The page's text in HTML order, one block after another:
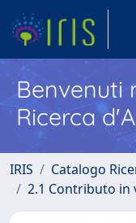
Benvenuti
Ricerca
IRIS Catalogo
2.1 Contributo in